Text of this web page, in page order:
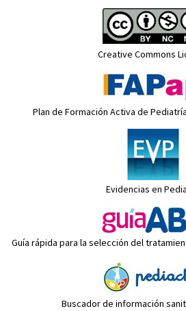
Creative Commons
Plan de Formación Activa de
Evidencias en
Guía rápida para la selección del
Buscador de información